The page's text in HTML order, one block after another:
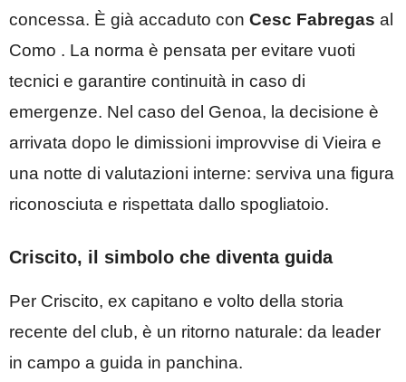
concessa. È già accaduto con Cesc Fabregas al
Como . La norma è pensata per evitare vuoti
tecnici e garantire continuità in caso di
emergenze. Nel caso del Genoa, la decisione è
arrivata dopo le dimissioni improvvise di Vieira e
una notte di valutazioni interne: serviva una figura
riconosciuta e rispettata dallo spogliatoio.
Criscito, il simbolo che diventa guida
Per Criscito, ex capitano e volto della storia
recente del club, è un ritorno naturale: da leader
in campo a guida in panchina.